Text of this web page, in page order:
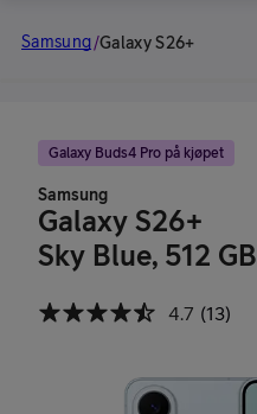
Samsung/Galaxy S26+
Galaxy Buds4 Pro på kjøpet
Samsung
Galaxy S26+
Sky Blue, 512 GB
4.7 (13)